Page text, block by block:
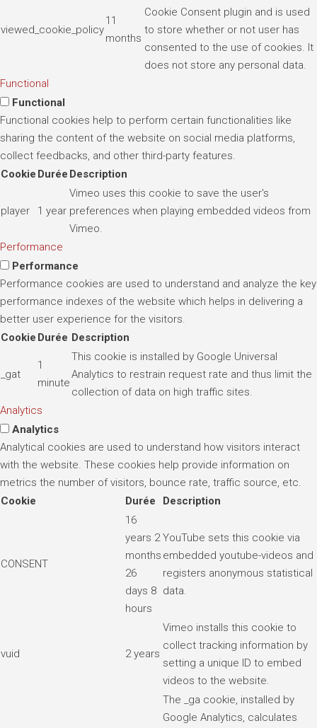
viewed_cookie_policy
11
months
Cookie Consent plugin and is used
to store whether or not user has
consented to the use of cookies. It
does not store any personal data.
Functional
Functional
Functional cookies help to perform certain functionalities like
sharing the content of the website on social media platforms,
collect feedbacks, and other third-party features.
Cookie Durée Description
player 1 year
Vimeo uses this cookie to save the user's
preferences when playing embedded videos from
Vimeo.
Performance
Performance
Performance cookies are used to understand and analyze the key
performance indexes of the website which helps in delivering a
better user experience for the visitors.
Cookie Durée Description
_gat
1
minute
This cookie is installed by Google Universal
Analytics to restrain request rate and thus limit the
collection of data on high traffic sites.
Analytics
Analytics
Analytical cookies are used to understand how visitors interact
with the website. These cookies help provide information on
metrics the number of visitors, bounce rate, traffic source, etc.
Cookie
Durée Description
CONSENT
16
years 2
months
26
days 8
hours
YouTube sets this cookie via
embedded youtube-videos and
registers anonymous statistical
data.
vuid 2 years
Vimeo installs this cookie to
collect tracking information by
setting a unique ID to embed
videos to the website.
The _ga cookie, installed by
Google Analytics, calculates